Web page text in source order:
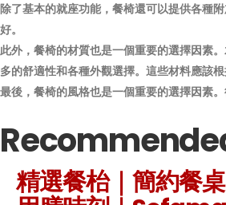
除了基本的就座功能，餐椅還可以提供各種
好。
此外，餐椅的材質也是一個重要的選擇因素
多的舒適性和各種外觀選擇。這些材料應該
最後，餐椅的風格也是一個重要的選擇因素
精選餐枱｜簡約餐